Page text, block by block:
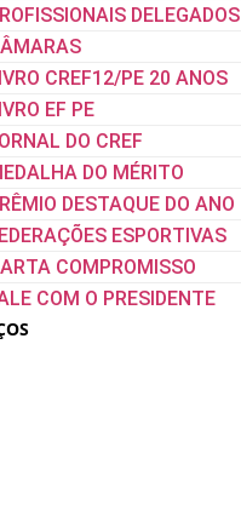
DELEGADOS
CREF12/PE 20 ANOS
EF PE
DO CREF
DO MÉRITO
DESTAQUE DO ANO
ESPORTIVAS
COMPROMISSO
COM O PRESIDENTE